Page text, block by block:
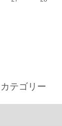
カテゴリー